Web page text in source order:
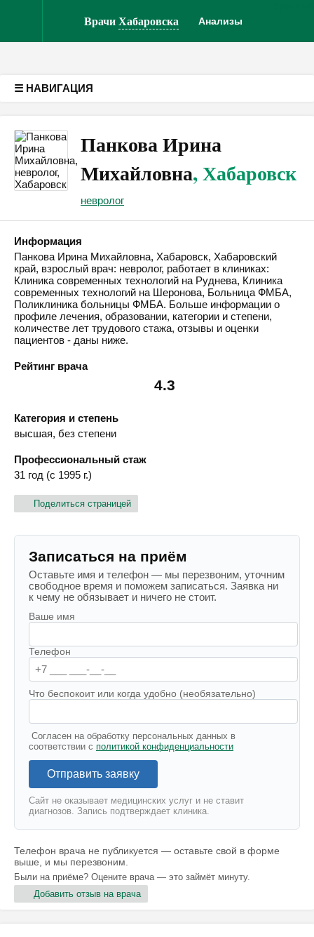
ВрачиХабаровска Анализы
☰ НАВИГАЦИЯ
Панкова Ирина
Михайловна, Хабаровск
невролог
Информация
Панкова Ирина Михайловна, Хабаровск, Хабаровский
край, взрослый врач: невролог, работает в клиниках:
Клиника современных технологий на Руднева, Клиника
современных технологий на Шеронова, Больница ФМБА,
Поликлиника больницы ФМБА. Больше информации о
профиле лечения, образовании, категории и степени,
количестве лет трудового стажа, отзывы и оценки
пациентов - даны ниже.
Рейтинг врача
4.3
Категория и степень
высшая, без степени
Профессиональный стаж
31 год (с 1995 г.)
Поделиться страницей
Записаться на приём
Оставьте имя и телефон — мы перезвоним, уточним
свободное время и поможем записаться. Заявка ни
к чему не обязывает и ничего не стоит.
Ваше имя
Телефон
Что беспокоит или когда удобно (необязательно)
Согласен на обработку персональных данных в
соответствии с политикой конфиденциальности
Отправить заявку
Сайт не оказывает медицинских услуг и не ставит
диагнозов. Запись подтверждает клиника.
Телефон врача не публикуется — оставьте свой в форме
выше, и мы перезвоним.
Были на приёме? Оцените врача — это займёт минуту.
Добавить отзыв на врача